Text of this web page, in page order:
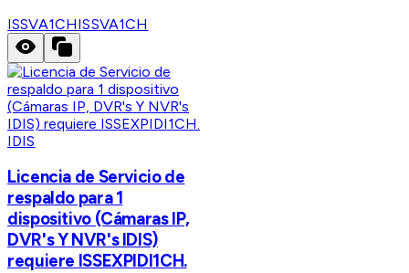
ISSVA1CHISSVA1CH
IDIS
Licencia de Servicio de
respaldo para 1
dispositivo (Cámaras IP,
DVR's Y NVR's IDIS)
requiere ISSEXPIDI1CH.